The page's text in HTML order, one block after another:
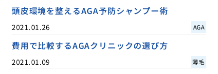
頭皮環境を整えるAGA予防シャンプー術
2021.01.26 AGA
費用で比較するAGAクリニックの選び方
2021.01.09 薄毛